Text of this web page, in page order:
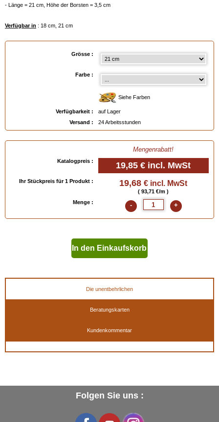
- Länge = 21 cm, Höhe der Borsten = 3,5 cm
Verfügbar in : 18 cm, 21 cm
Grösse :
Farbe :
Siehe Farben
Verfügbarkeit :
auf Lager
Versand :
24 Arbeitsstunden
Mengenrabatt!
Katalogpreis : 19,85 € incl. MwSt
Ihr Stückpreis für 1 Produkt : 19,68 € incl. MwSt
( 93,71 €/m )
Menge :
- +
In den Einkaufskorb
Die unentbehrlichen
Beratungskarten
Kundenkommentar
Folgen Sie uns :